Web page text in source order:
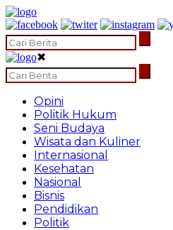
✖
Opini
Politik Hukum
Seni Budaya
Wisata dan Kuliner
Internasional
Kesehatan
Nasional
Bisnis
Pendidikan
Politik